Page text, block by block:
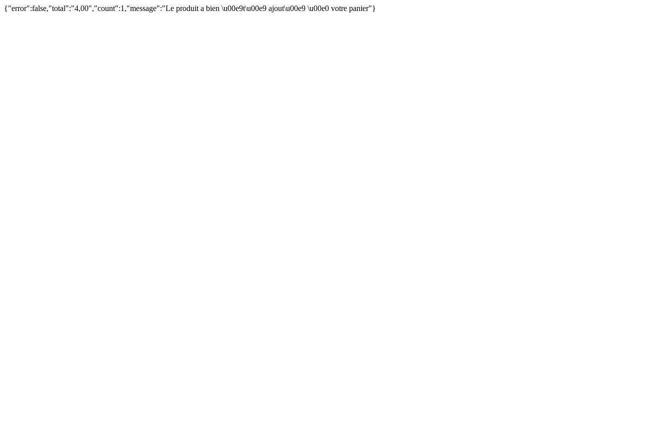
{"error":false,"total":"4,00","count":1,"message":"Le produit a bien \u00e9t\u00e9 ajout\u00e9 \u00e0 votre panier"}